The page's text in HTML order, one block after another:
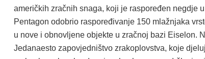
američkih zračnih snaga, koji je raspoređen negdje
Pentagon odobrio raspoređivanje 150 mlažnjaka
u nove i obnovljene objekte u zračnoj bazi Eiselon.
Jedanaesto zapovjedništvo zrakoplovstva, koje